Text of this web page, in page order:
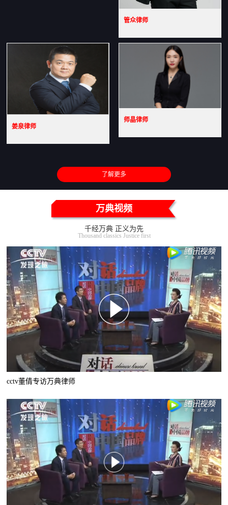
管众律师
姜泉律师
师晶律师
了解更多
万典视频
千经万典 正义为先
Thousand classics Justice first
cctv董倩专访万典律师